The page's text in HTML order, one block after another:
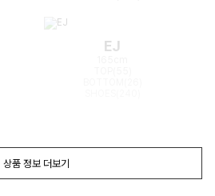
EJ
상품 정보 더보기